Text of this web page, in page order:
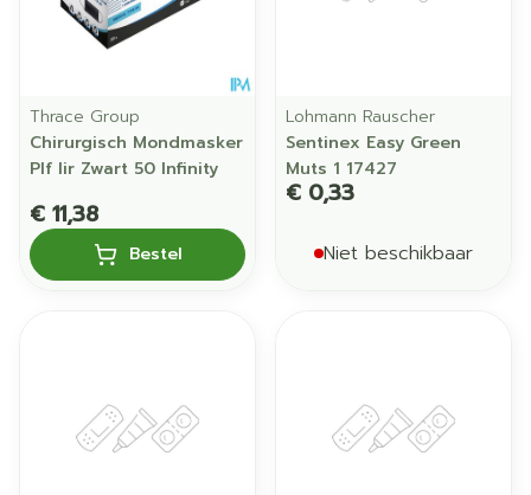
Thrace Group
Chirurgisch Mondmasker
Plf Iir Zwart 50 Infinity
€ 11,38
Bestel
Lohmann Rauscher
Sentinex Easy Green
Muts 1 17427
€ 0,33
Niet beschikbaar